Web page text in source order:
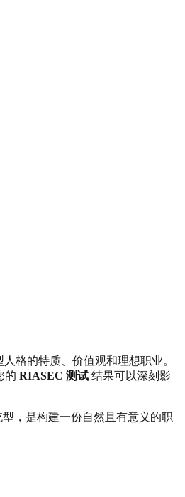
格的特质、价值观和理想职业。
的 RIASEC 测试 结果可以深刻影
，是构建一份自然且有意义的职